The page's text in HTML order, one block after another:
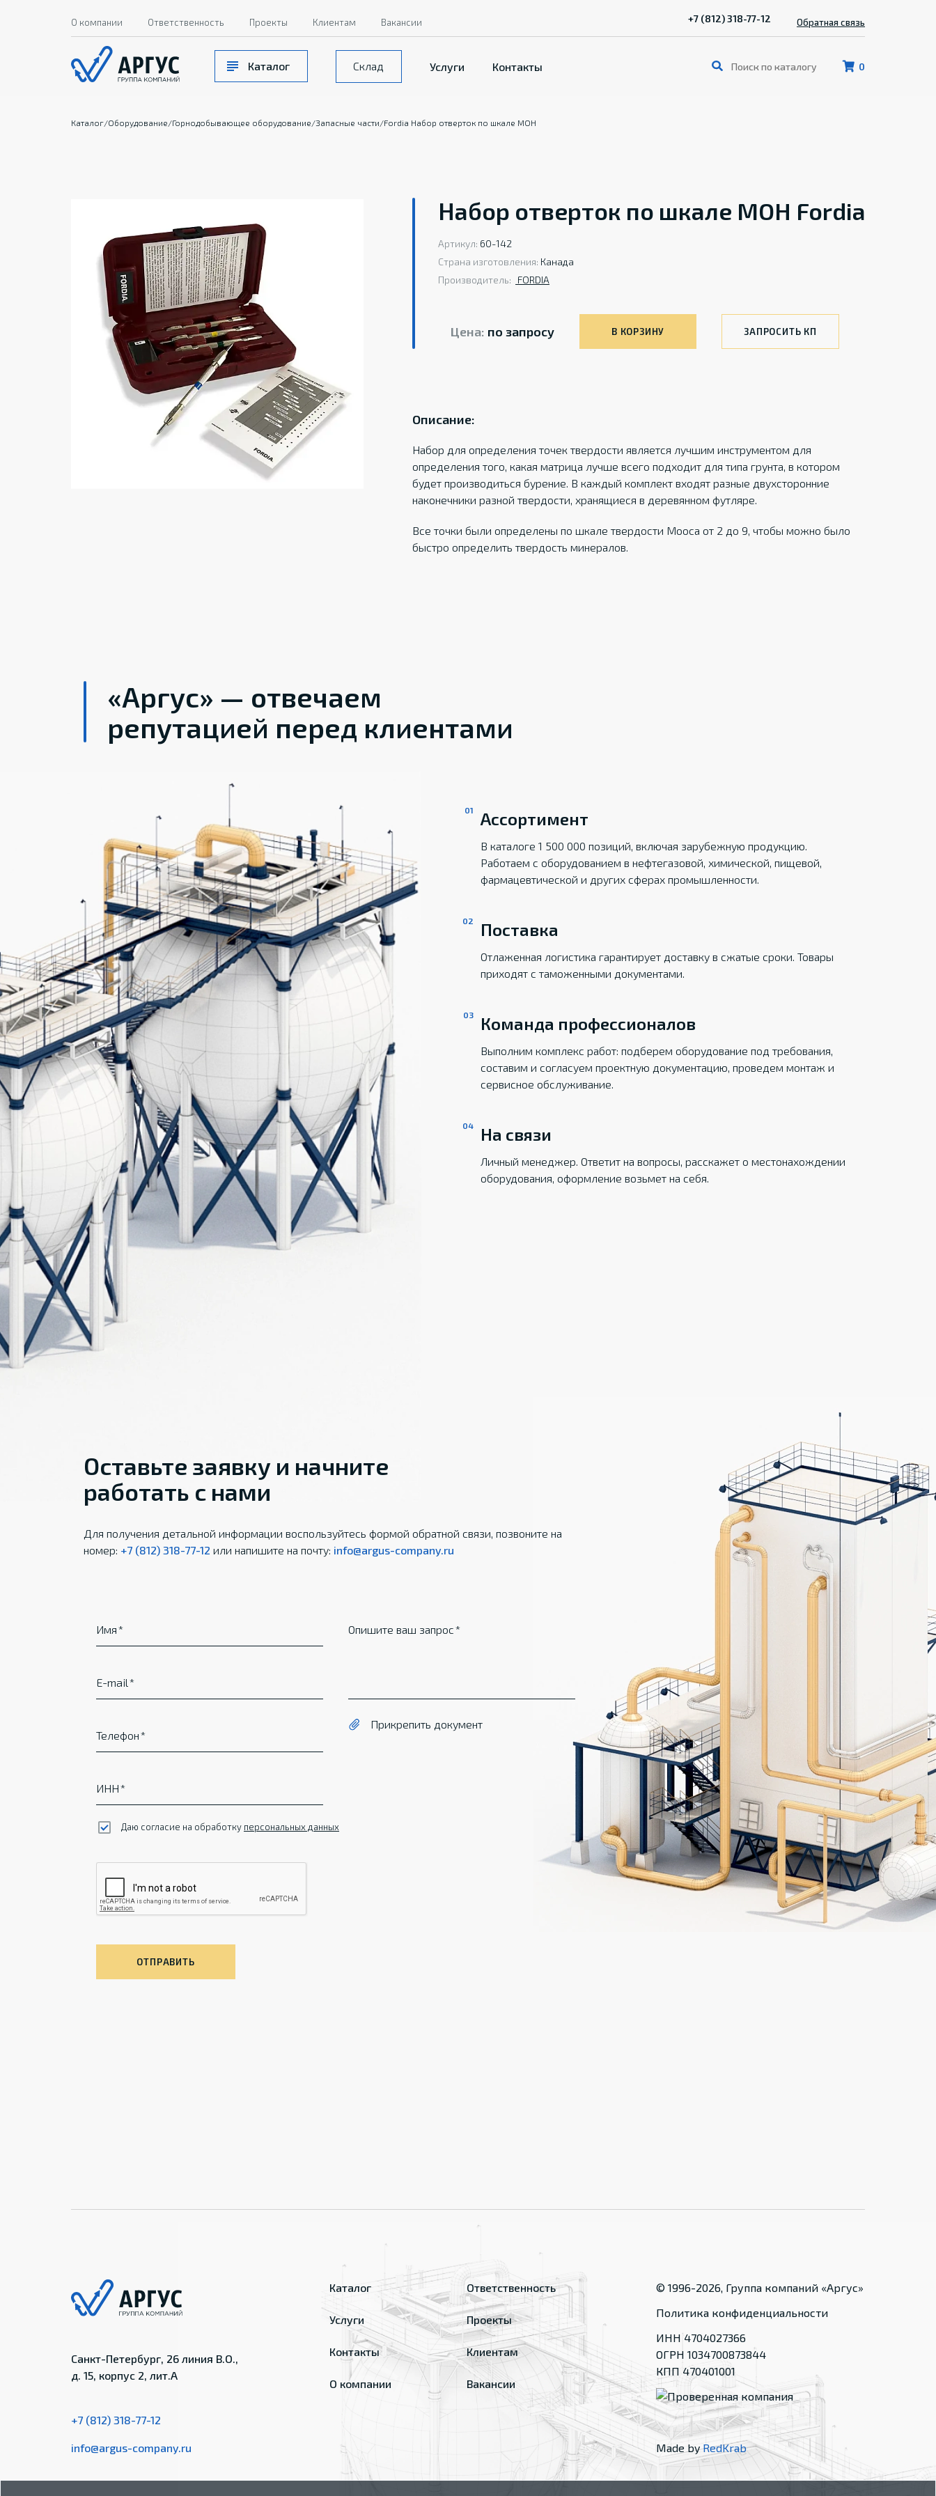
0
Каталог Склад Услуги Контакты
О компании Ответственность Проекты Клиентам Вакансии +7 (812) 318-77-12 Обратная связь
Каталог/Оборудование/Горнодобывающее оборудование/Запасные части/Fordia Набор отверток по шкале MOH
Набор отверток по шкале MOH Fordia
Артикул: 60-142
Страна изготовления: Канада
Производитель:
FORDIA
Цена: по запросу В КОРЗИНУ ЗАПРОСИТЬ КП
Описание:
Набор для определения точек твердости является лучшим инструментом для
определения того, какая матрица лучше всего подходит для типа грунта, в котором
будет производиться бурение. В каждый комплект входят разные двухсторонние
наконечники разной твердости, хранящиеся в деревянном футляре.
Все точки были определены по шкале твердости Мооса от 2 до 9, чтобы можно было
быстро определить твердость минералов.
«Аргус» — отвечаем
репутацией перед клиентами
Ассортимент
В каталоге 1 500 000 позиций, включая зарубежную продукцию.
Работаем с оборудованием в нефтегазовой, химической, пищевой,
фармацевтической и других сферах промышленности.
Поставка
Отлаженная логистика гарантирует доставку в сжатые сроки. Товары
приходят с таможенными документами.
Команда профессионалов
Выполним комплекс работ: подберем оборудование под требования,
составим и согласуем проектную документацию, проведем монтаж и
сервисное обслуживание.
На связи
Личный менеджер. Ответит на вопросы, расскажет о местонахождении
оборудования, оформление возьмет на себя.
Оставьте заявку и начните
работать с нами
Для получения детальной информации воспользуйтесь формой обратной связи, позвоните на
номер: +7 (812) 318-77-12 или напишите на почту: info@argus-company.ru
Имя
E-mail
Телефон
ИНН
Опишите ваш запрос
Прикрепить документ
Даю согласие на обработку персональных данных
ОТПРАВИТЬ
Санкт-Петербург, 26 линия В.О.,
д. 15, корпус 2, лит.А
+7 (812) 318-77-12
info@argus-company.ru
Каталог
Услуги
Контакты
О компании
Ответственность
Проекты
Клиентам
Вакансии
© 1996-2026, Группа компаний «Аргус»
Политика конфиденциальности
ИНН 4704027366
ОГРН 1034700873844
КПП 470401001
Made byRedKrab